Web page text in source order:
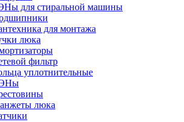
для стиральной машины
для монтажа
люка
фильтр
уплотнительные
люка